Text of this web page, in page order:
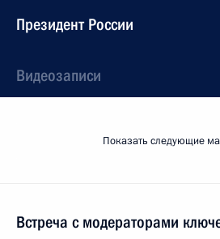
Президент России
Видеозаписи
Показать следующие
Встреча с модераторами